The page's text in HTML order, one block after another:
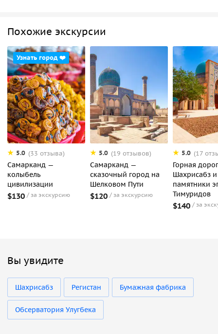
Похожие экскурсии
Узнать город ❤️
5.0 (33 отзыва)
Самарканд —
колыбель
цивилизации
$130 за экскурсию
5.0 (19 отзывов)
Самарканд —
сказочный город на
Шелковом Пути
$120 за экскурсию
5.0 (17
Горная
Шахрисабз и
памятники
Тимуридов
$140 за
Вы увидите
Шахрисабз Регистан Бумажная фабрика
Обсерватория Улугбека